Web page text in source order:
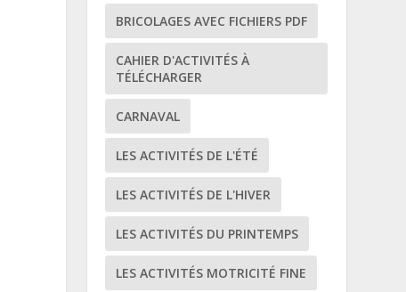
BRICOLAGES AVEC FICHIERS PDF
CAHIER D'ACTIVITÉS À
TÉLÉCHARGER
CARNAVAL
LES ACTIVITÉS DE L'ÉTÉ
LES ACTIVITÉS DE L'HIVER
LES ACTIVITÉS DU PRINTEMPS
LES ACTIVITÉS MOTRICITÉ FINE